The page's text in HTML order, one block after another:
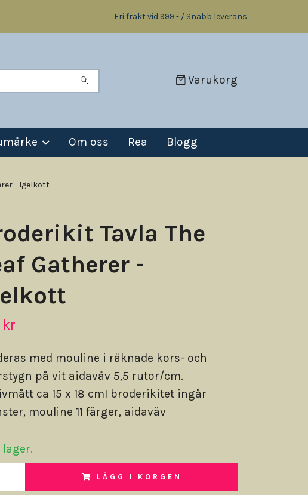
Fri frakt vid 999:- / Snabb leverans
Varukorg
Om oss Rea Blogg
- Igelkott
Tavla The
Gatherer -
kr
med mouline i räknade kors- och
på vit aidaväv 5,5 rutor/cm.
ca 15 x 18 cmI broderikitet ingår
mouline 11 färger, aidaväv
lager.
LÄGG I KORGEN